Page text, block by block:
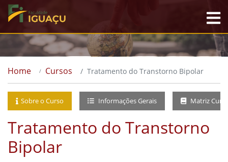
Home Cursos Tratamento do Transtorno Bipolar
Sobre o Curso Informações Gerais Matriz
Tratamento do Transtorno
Bipolar